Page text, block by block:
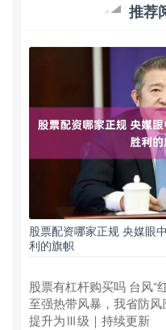
推荐
股票配资哪家正规 央媒眼
利的旗帜
股票有杠杆购买吗 台风“
至强热带风暴，我省防风
提升为Ⅲ级｜持续更新